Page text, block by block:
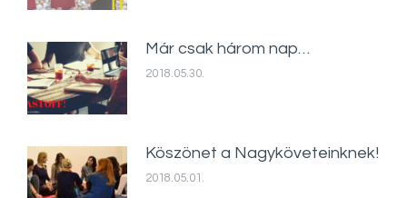
Már csak három nap…
2018.05.30.
Köszönet a Nagyköveteinknek!
2018.05.01.